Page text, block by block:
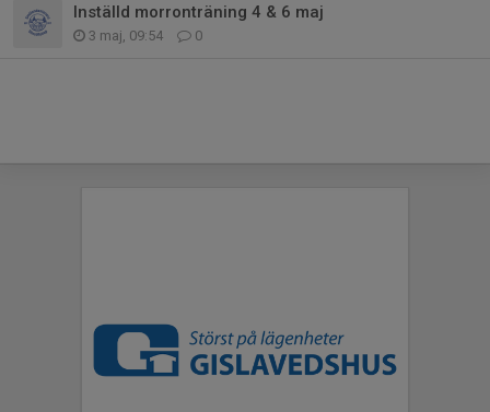
Inställd morronträning 4 & 6 maj
3 maj, 09:54 0